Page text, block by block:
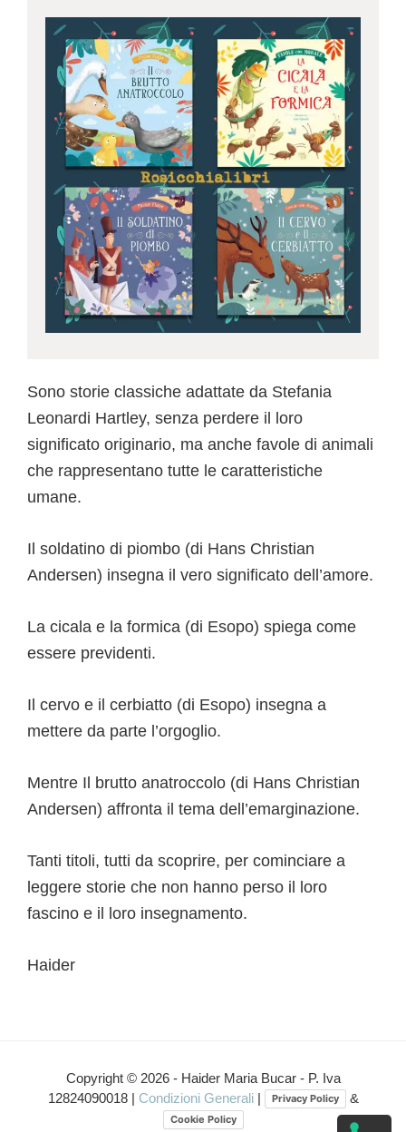
Sono storie classiche adattate da Stefania
Leonardi Hartley, senza perdere il loro
significato originario, ma anche favole di animali
che rappresentano tutte le caratteristiche
umane.
Il soldatino di piombo (di Hans Christian
Andersen) insegna il vero significato dell’amore.
La cicala e la formica (di Esopo) spiega come
essere previdenti.
Il cervo e il cerbiatto (di Esopo) insegna a
mettere da parte l’orgoglio.
Mentre Il brutto anatroccolo (di Hans Christian
Andersen) affronta il tema dell’emarginazione.
Tanti titoli, tutti da scoprire, per cominciare a
leggere storie che non hanno perso il loro
fascino e il loro insegnamento.
Haider
Copyright © 2026 - Haider Maria Bucar - P. Iva
12824090018 | Condizioni Generali | Privacy Policy &
Cookie Policy